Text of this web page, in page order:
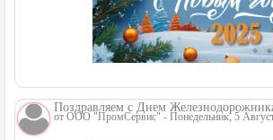
Поздравляем с Днем
от ООО "ПромСервис" - Понедельник, 5